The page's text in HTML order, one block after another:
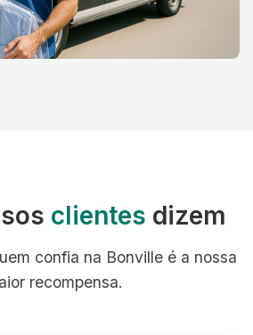
clientes dizem
confia na Bonville é a nossa
recompensa.